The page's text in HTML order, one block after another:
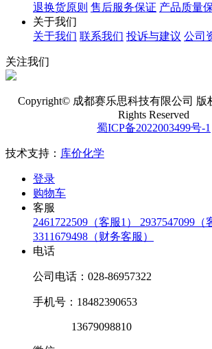
退换货原则 售后服务保证 产品质量
关于我们
关于我们 联系我们 投诉与建议 公司
关注我们
Copyright© 成都赛乐思科技有限公司 版
Rights Reserved
蜀ICP备2022003499号-1
技术支持： 库价化学
登录
购物车
客服
2461722509（客服1） 2937547099（
3311679498（财务客服）
电话
公司电话：028-86957322
手机号：18482390653
13679098810